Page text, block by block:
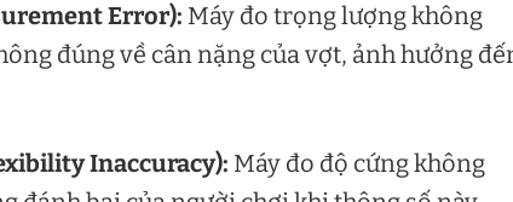
Error): Máy đo trọng lượng không
đúng về cân nặng của vợt, ảnh hưởng
Inaccuracy): Máy đo độ cứng không